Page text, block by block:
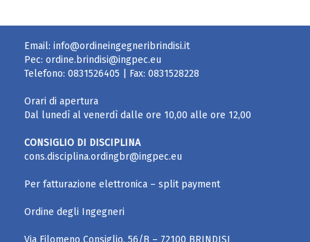
Email: info@ordineingegneribrindisi.it
Pec: ordine.brindisi@ingpec.eu
Telefono: 0831526405 | Fax: 0831528228
Orari di apertura
Dal lunedì al venerdì dalle ore 10,00 alle ore 12,00
CONSIGLIO DI DISCIPLINA
cons.disciplina.ordingbr@ingpec.eu
Per fatturazione elettronica – split payment
Ordine degli Ingegneri
Via Filomeno Consiglio, 56/B – 72100 BRINDISI